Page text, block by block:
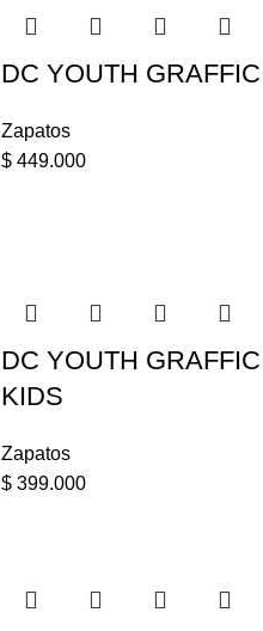
DC YOUTH GRAFFIC
Zapatos
$ 449.000
DC YOUTH GRAFFIC
KIDS
Zapatos
$ 399.000